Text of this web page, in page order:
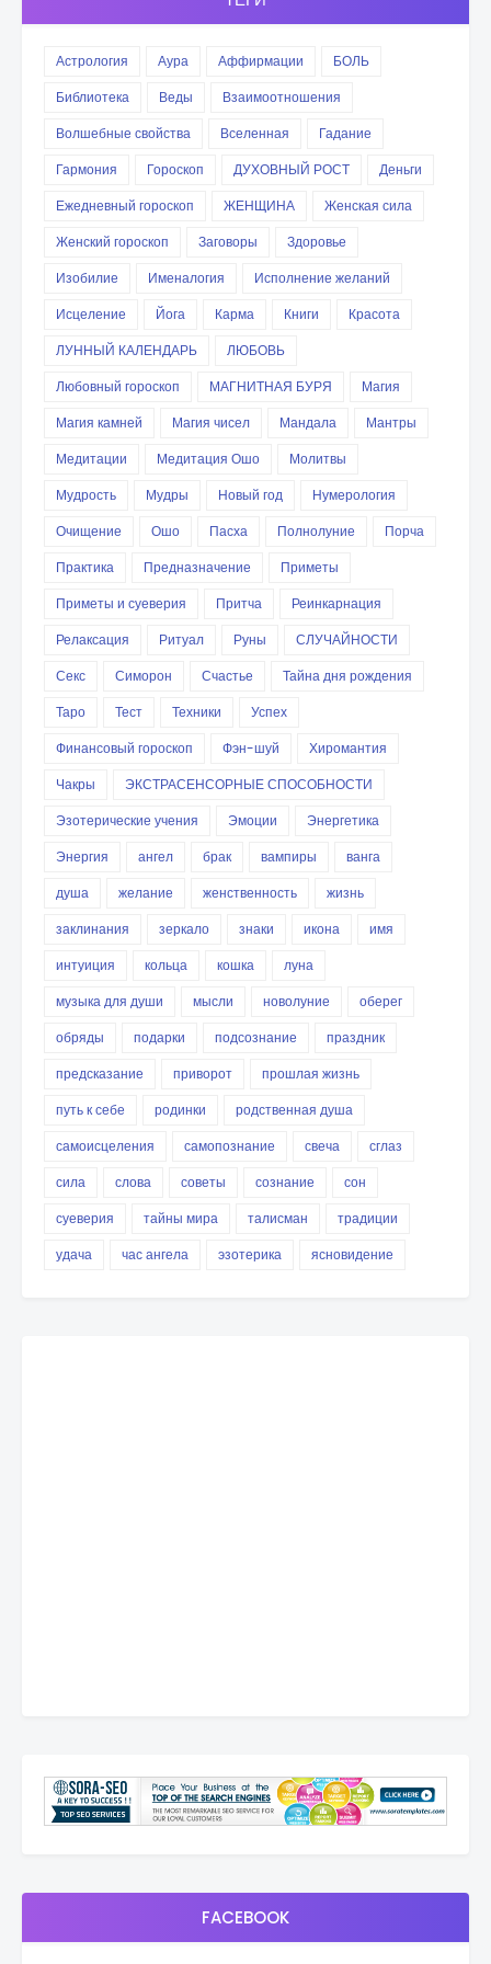
Астрология Аура Аффирмации
БОЛЬ
Библиотека
Веды
Взаимоотношения
Волшебные свойства
Вселенная
Гадание
Гармония
Гороскоп ДУХОВНЫЙ РОСТ
Деньги
Ежедневный гороскоп
ЖЕНЩИНА
Женская сила
Женский гороскоп
Заговоры
Здоровье
Изобилие
Именалогия
Исполнение желаний
Исцеление
Йога Карма Книги
Красота
ЛУННЫЙ КАЛЕНДАРЬ
ЛЮБОВЬ
Любовный гороскоп
МАГНИТНАЯ БУРЯ
Магия
Магия камней
Магия чисел Мандала
Мантры
Медитации
Медитация Ошо
Молитвы
Мудрость
Мудры Новый год
Нумерология
Очищение
Ошо Пасха Полнолуние
Порча
Практика
Предназначение
Приметы
Приметы и суеверия
Притча
Реинкарнация
Релаксация
Ритуал Руны
СЛУЧАЙНОСТИ
Секс
Симорон Счастье
Тайна дня рождения
Таро
Тест Техники
Успех
Финансовый гороскоп
Фэн-шуй
Хиромантия
Чакры
ЭКСТРАСЕНСОРНЫЕ СПОСОБНОСТИ
Эзотерические учения
Эмоции
Энергетика
Энергия
ангел брак вампиры
ванга
душа
желание женственность
жизнь
заклинания
зеркало знаки икона
имя
интуиция
кольца кошка
луна
музыка для души
мысли новолуние
оберег
обряды
подарки подсознание
праздник
предсказание
приворот
прошлая жизнь
путь к себе
родинки
родственная душа
самоисцеления
самопознание свеча
сглаз
сила
слова советы сознание
сон
суеверия
тайны мира талисман
традиции
удача
час ангела эзотерика ясновидение
FACEBOOK